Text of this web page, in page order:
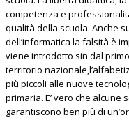
competenza e
qualità della scuola. Anche
dell’informatica la falsità è
viene introdotto sin dal
territorio
più piccoli alle nuove
primaria. E’ vero che
garantiscono ben più di